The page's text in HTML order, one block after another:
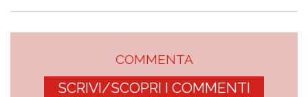
COMMENTA
SCRIVI/SCOPRI I COMMENTI